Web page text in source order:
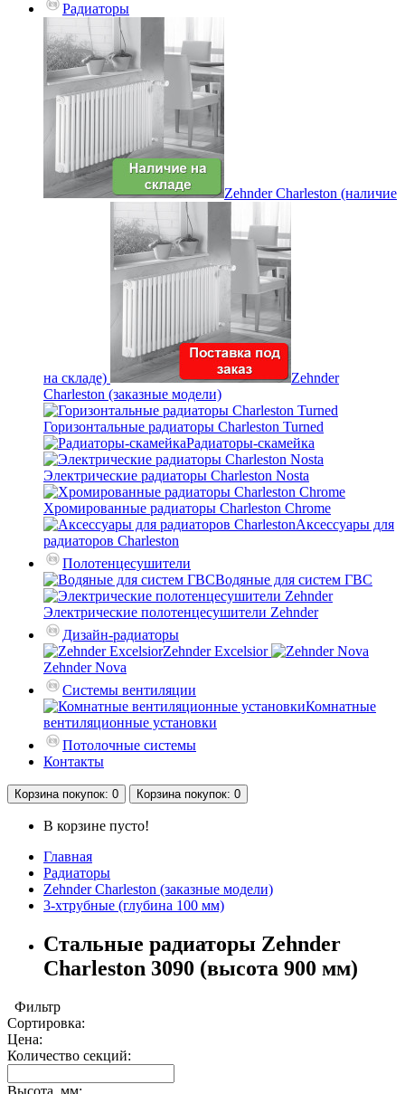
Радиаторы
Zehnder Charleston (наличие
на складе)
Zehnder
Charleston (заказные модели)
Горизонтальные радиаторы Charleston Turned
Радиаторы-скамейка
Электрические радиаторы Charleston Nosta
Хромированные радиаторы Charleston Chrome
Аксессуары для
радиаторов Charleston
Полотенцесушители
Водяные для систем ГВС
Электрические полотенцесушители Zehnder
Дизайн-радиаторы
Zehnder Excelsior
Zehnder Nova
Системы вентиляции
Комнатные
вентиляционные установки
Потолочные системы
Контакты
Корзинапокупок: 0 Корзинапокупок: 0
В корзине пусто!
Главная
Радиаторы
Zehnder Charleston (заказные модели)
3-хтрубные (глубина 100 мм)
Стальные радиаторы Zehnder
Charleston 3090 (высота 900 мм)
Фильтр
Сортировка:
Цена:
Количество секций:
Высота, мм: